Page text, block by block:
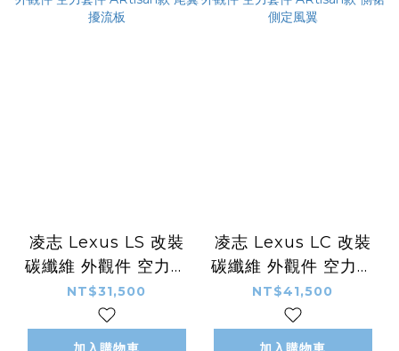
凌志 Lexus LS 改裝
碳纖維 外觀件 空力套
件 ARtisan款 尾翼 擾
流板
NT$31,500
凌志 Lexus LC 改裝
碳纖維 外觀件 空力套
件 ARtisan款 側裙 側
定風翼
NT$41,500